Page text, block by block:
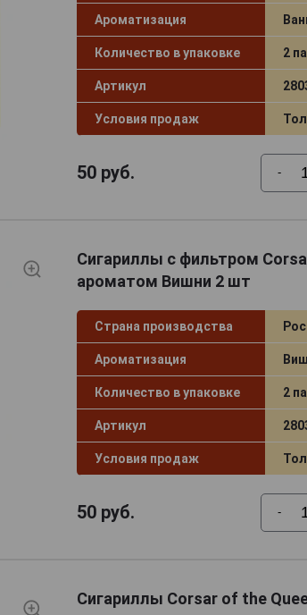
Ароматизация
Количество в упаковке 2
Артикул
Условия продаж
50руб. -
Сигариллы с фильтром
ароматом Вишни 2 шт
Страна производства
Ароматизация
Количество в упаковке 2
Артикул
Условия продаж
50руб. -
Сигариллы Corsar of the